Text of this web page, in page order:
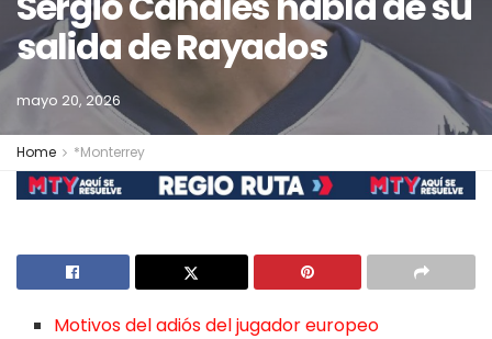
salida de Rayados
mayo 20, 2026
Home *Monterrey
Motivos del adiós del jugador europeo